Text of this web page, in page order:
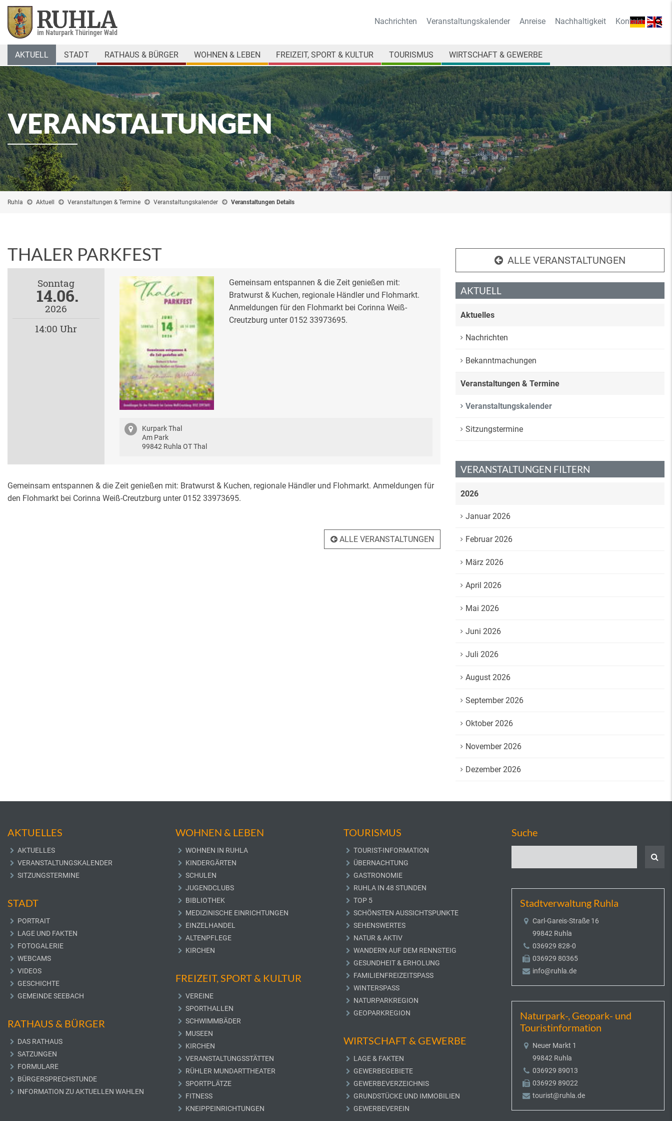
Nachrichten Veranstaltungskalender Anreise Nachhaltigkeit Kontakt
AKTUELL STADT RATHAUS & BÜRGER WOHNEN & LEBEN FREIZEIT, SPORT & KULTUR TOURISMUS WIRTSCHAFT & GEWERBE
VERANSTALTUNGEN
Ruhla Aktuell Veranstaltungen & Termine Veranstaltungskalender Veranstaltungen Details
THALER PARKFEST
Sonntag
14.06.
2026
14:00 Uhr
Gemeinsam entspannen & die Zeit genießen mit:
Bratwurst & Kuchen, regionale Händler und Flohmarkt.
Anmeldungen für den Flohmarkt bei Corinna Weiß-
Creutzburg unter 0152 33973695.
Kurpark Thal
Am Park
99842 Ruhla OT Thal
Gemeinsam entspannen & die Zeit genießen mit: Bratwurst & Kuchen, regionale Händler und Flohmarkt. Anmeldungen für
den Flohmarkt bei Corinna Weiß-Creutzburg unter 0152 33973695.
ALLE VERANSTALTUNGEN
ALLE VERANSTALTUNGEN
AKTUELL
Aktuelles
Nachrichten
Bekanntmachungen
Veranstaltungen & Termine
Veranstaltungskalender
Sitzungstermine
VERANSTALTUNGEN FILTERN
2026
Januar 2026
Februar 2026
März 2026
April 2026
Mai 2026
Juni 2026
Juli 2026
August 2026
September 2026
Oktober 2026
November 2026
Dezember 2026
AKTUELLES
AKTUELLES
VERANSTALTUNGSKALENDER
SITZUNGSTERMINE
STADT
PORTRAIT
LAGE UND FAKTEN
FOTOGALERIE
WEBCAMS
VIDEOS
GESCHICHTE
GEMEINDE SEEBACH
RATHAUS & BÜRGER
DAS RATHAUS
SATZUNGEN
FORMULARE
BÜRGERSPRECHSTUNDE
INFORMATION ZU AKTUELLEN WAHLEN
WOHNEN & LEBEN
WOHNEN IN RUHLA
KINDERGÄRTEN
SCHULEN
JUGENDCLUBS
BIBLIOTHEK
MEDIZINISCHE EINRICHTUNGEN
EINZELHANDEL
ALTENPFLEGE
KIRCHEN
FREIZEIT, SPORT & KULTUR
VEREINE
SPORTHALLEN
SCHWIMMBÄDER
MUSEEN
KIRCHEN
VERANSTALTUNGSSTÄTTEN
RÜHLER MUNDARTTHEATER
SPORTPLÄTZE
FITNESS
KNEIPPEINRICHTUNGEN
TOURISMUS
TOURIST-INFORMATION
ÜBERNACHTUNG
GASTRONOMIE
RUHLA IN 48 STUNDEN
TOP 5
SCHÖNSTEN AUSSICHTSPUNKTE
SEHENSWERTES
NATUR & AKTIV
WANDERN AUF DEM RENNSTEIG
GESUNDHEIT & ERHOLUNG
FAMILIENFREIZEITSPASS
WINTERSPASS
NATURPARKREGION
GEOPARKREGION
WIRTSCHAFT & GEWERBE
LAGE & FAKTEN
GEWERBEGEBIETE
GEWERBEVERZEICHNIS
GRUNDSTÜCKE UND IMMOBILIEN
GEWERBEVEREIN
Suche
Stadtverwaltung Ruhla
Carl-Gareis-Straße 16
99842 Ruhla
036929 828-0
036929 80365
info@ruhla.de
Naturpark-, Geopark- und
Touristinformation
Neuer Markt 1
99842 Ruhla
036929 89013
036929 89022
tourist@ruhla.de